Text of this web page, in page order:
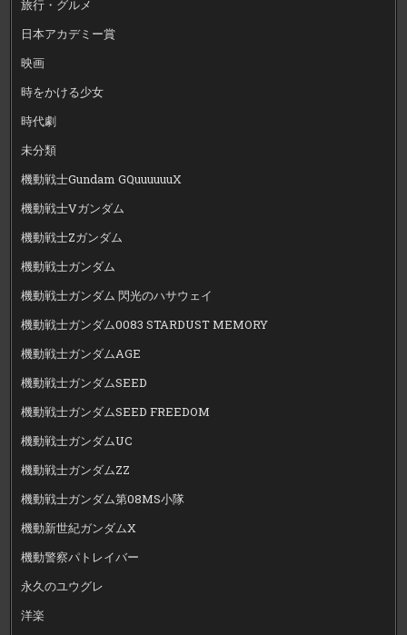
旅行・グルメ
日本アカデミー賞
映画
時をかける少女
時代劇
未分類
機動戦士Gundam GQuuuuuuX
機動戦士Vガンダム
機動戦士Zガンダム
機動戦士ガンダム
機動戦士ガンダム 閃光のハサウェイ
機動戦士ガンダム0083 STARDUST MEMORY
機動戦士ガンダムAGE
機動戦士ガンダムSEED
機動戦士ガンダムSEED FREEDOM
機動戦士ガンダムUC
機動戦士ガンダムZZ
機動戦士ガンダム第08MS小隊
機動新世紀ガンダムX
機動警察パトレイバー
永久のユウグレ
洋楽